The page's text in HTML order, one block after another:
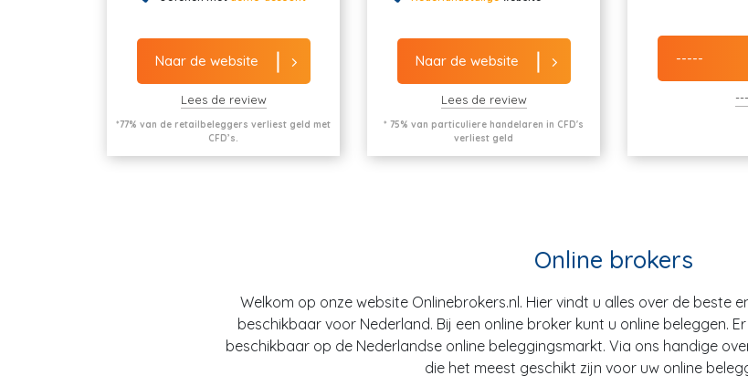
Naar de website
Lees de review
*77% van de retailbeleggers verliest geld met
CFD’s.
Naar de website
Lees de review
* 75% van particuliere handelaren in CFD's
verliest geld
-----
Online brokers
Welkom op onze website Onlinebrokers.nl. Hier vindt u alles over de beste
beschikbaar voor Nederland. Bij een online broker kunt u online beleggen.
beschikbaar op de Nederlandse online beleggingsmarkt. Via ons handige
die het meest geschikt zijn voor uw online